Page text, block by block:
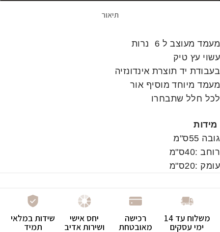
תיאור
מעמד מעוצב ל 6 נרות
עשוי עץ טיק
בעבודת יד תוצרת אינדונזיה
מעמד מיוחד מוסיף אור
לכל חלל שתבחרו
מידות
גובה 55ס"מ
רוחב :40ס"מ
עומק :20ס"מ
משלוח עד 14
ימי עסקים
רכישה
מאובטחת
יחס אישי
ושירות אדיב
שידות במלאי
תמיד